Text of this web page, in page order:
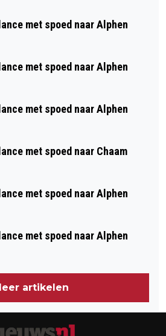
met spoed naar Alphen
met spoed naar Alphen
met spoed naar Alphen
met spoed naar Chaam
met spoed naar Alphen
met spoed naar Alphen
artikelen